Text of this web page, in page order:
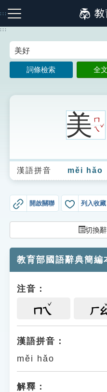
到
主
:::
注音索引圖示 筆畫索
生字詞彙表
成語故事
索引選單
單字索引
遊戲專區
貓頭鷹博士
:::
詞條檢索 全
美ㄇ
ㄟ
漢語拼音 měi hǎo
開啟關聯 列入收藏
切換
教育部國語辭典簡編
注音：
ㄇㄟ ㄏㄠ
漢語拼音：
měi hǎo
解釋：